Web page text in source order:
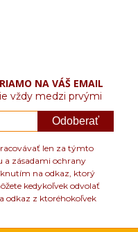
NA VÁŠ EMAIL
vždy medzi prvými
Odoberať
len za týmto
a zásadami ochrany
na odkaz, ktorý
kedykoľvek odvolať
odkaz z ktoréhokoľvek